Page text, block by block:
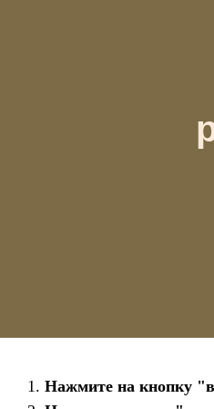
Нажмите на кнопку